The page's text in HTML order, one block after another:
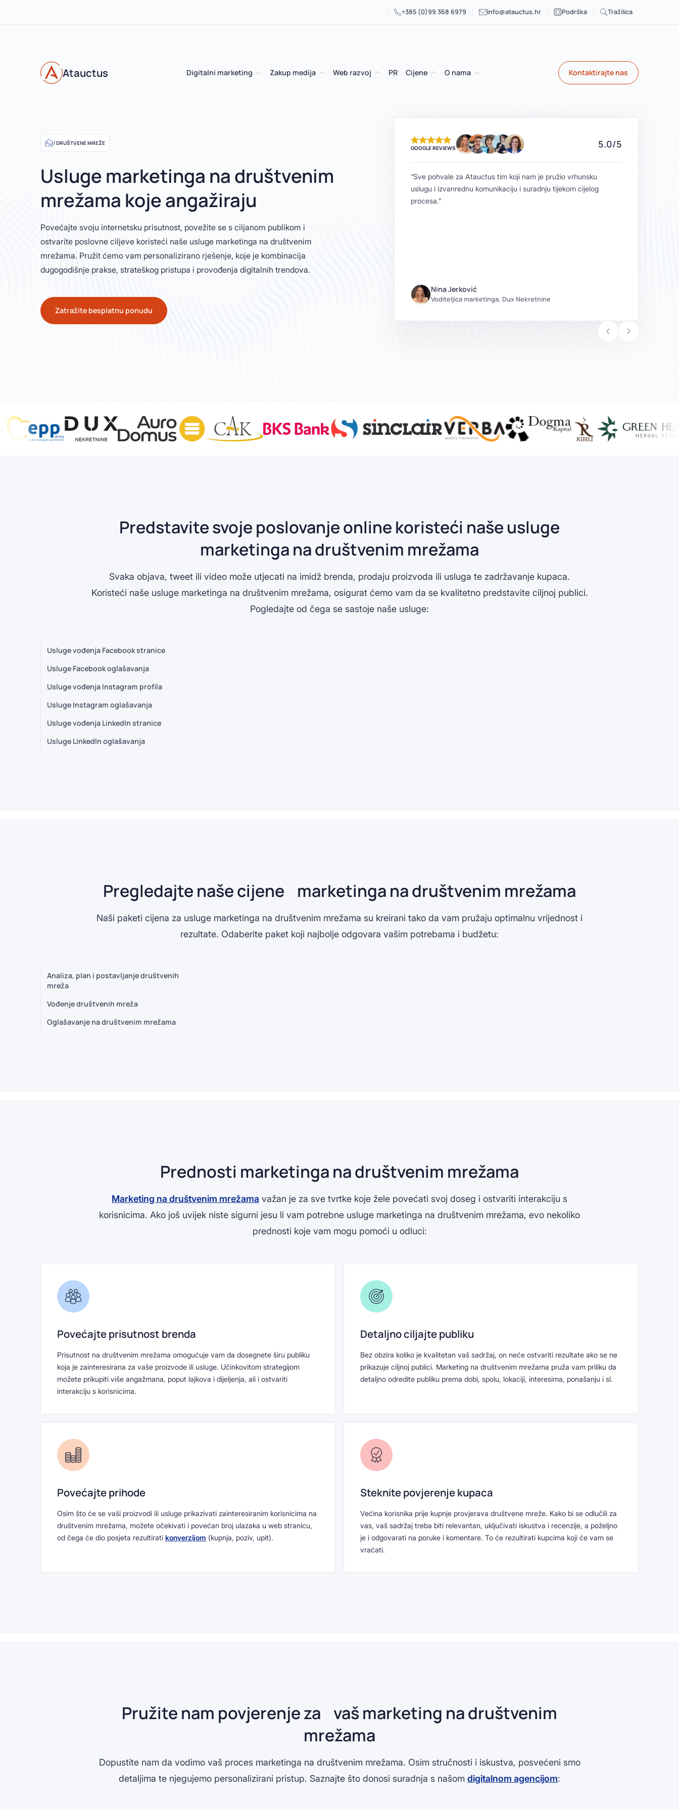
+385 (0)99 368 6979 info@atauctus.hr Podrška Tražilica
Atauctus Digitalni marketing Zakup medija Web razvoj PR Cijene O nama Kontaktirajte nas
DRUŠTVENE MREŽE
Usluge marketinga na društvenim
mrežama koje angažiraju
Povećajte svoju internetsku prisutnost, povežite se s ciljanom publikom i
ostvarite poslovne ciljeve koristeći naše usluge marketinga na društvenim
mrežama. Pružit ćemo vam personalizirano rješenje, koje je kombinacija
dugogodišnje prakse, strateškog pristupa i provođenja digitalnih trendova.
Zatražite besplatnu ponudu
GOOGLE REVIEWS 5.0/5
“Sve pohvale za Atauctus tim koji nam je pružio vrhunsku
uslugu i izvanrednu komunikaciju i suradnju tijekom cijelog
procesa.”
Nina Jerković
Voditeljica marketinga, Dux Nekretnine
Predstavite svoje poslovanje online koristeći naše usluge
marketinga na društvenim mrežama
Svaka objava, tweet ili video može utjecati na imidž brenda, prodaju proizvoda ili usluga te zadržavanje kupaca.
Koristeći naše usluge marketinga na društvenim mrežama, osigurat ćemo vam da se kvalitetno predstavite ciljnoj publici.
Pogledajte od čega se sastoje naše usluge:
Usluge vođenja Facebook stranice
Usluge Facebook oglašavanja
Usluge vođenja Instagram profila
Usluge Instagram oglašavanja
Usluge vođenja LinkedIn stranice
Usluge LinkedIn oglašavanja
Pregledajte naše cijene marketinga na društvenim mrežama
Naši paketi cijena za usluge marketinga na društvenim mrežama su kreirani tako da vam pružaju optimalnu vrijednost i
rezultate. Odaberite paket koji najbolje odgovara vašim potrebama i budžetu:
Analiza, plan i postavljanje društvenih
mreža
Vođenje društvenih mreža
Oglašavanje na društvenim mrežama
Prednosti marketinga na društvenim mrežama
Marketing na društvenim mrežama važan je za sve tvrtke koje žele povećati svoj doseg i ostvariti interakciju s
korisnicima. Ako još uvijek niste sigurni jesu li vam potrebne usluge marketinga na društvenim mrežama, evo nekoliko
prednosti koje vam mogu pomoći u odluci:
Povećajte prisutnost brenda
Prisutnost na društvenim mrežama omogućuje vam da dosegnete širu publiku
koja je zainteresirana za vaše proizvode ili usluge. Učinkovitom strategijom
možete prikupiti više angažmana, poput lajkova i dijeljenja, ali i ostvariti
interakciju s korisnicima.
Detaljno ciljajte publiku
Bez obzira koliko je kvalitetan vaš sadržaj, on neće ostvariti rezultate ako se ne
prikazuje ciljnoj publici. Marketing na društvenim mrežama pruža vam priliku da
detaljno odredite publiku prema dobi, spolu, lokaciji, interesima, ponašanju i sl.
Povećajte prihode
Osim što će se vaši proizvodi ili usluge prikazivati zainteresiranim korisnicima na
društvenim mrežama, možete očekivati i povećan broj ulazaka u web stranicu,
od čega će dio posjeta rezultirati konverzijom (kupnja, poziv, upit).
Steknite povjerenje kupaca
Većina korisnika prije kupnje provjerava društvene mreže. Kako bi se odlučili za
vas, vaš sadržaj treba biti relevantan, uključivati iskustva i recenzije, a poželjno
je i odgovarati na poruke i komentare. To će rezultirati kupcima koji će vam se
vraćati.
Pružite nam povjerenje za vaš marketing na društvenim
mrežama
Dopustite nam da vodimo vaš proces marketinga na društvenim mrežama. Osim stručnosti i iskustva, posvećeni smo
detaljima te njegujemo personalizirani pristup. Saznajte što donosi suradnja s našom digitalnom agencijom: